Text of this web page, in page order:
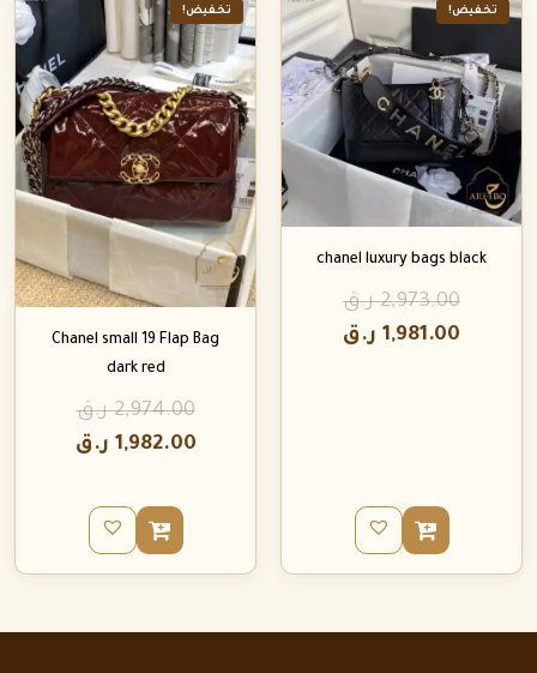
تخفيض!
chanel luxury bags black
2,973.00 ر.ق
1,981.00 ر.ق
تخفيض!
Chanel small 19 Flap Bag
dark red
2,974.00 ر.ق
1,982.00 ر.ق